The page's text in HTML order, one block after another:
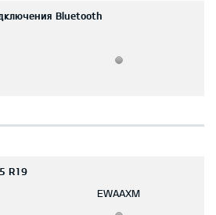
Bluetooth
R19
EWAAXM